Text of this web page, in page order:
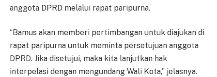
anggota DPRD melalui rapat paripurna.
“Bamus akan memberi pertimbangan untuk diajukan di
rapat paripurna untuk meminta persetujuan anggota
DPRD. Jika disetujui, maka kita lanjutkan hak
interpelasi dengan mengundang Wali Kota,” jelasnya.